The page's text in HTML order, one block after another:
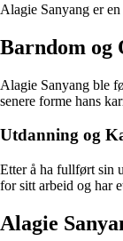
Alagie Sanyang er
Barndom og
Alagie Sanyang ble
senere forme hans
Utdanning og
Etter å ha fullført sin
for sitt arbeid og har
Alagie